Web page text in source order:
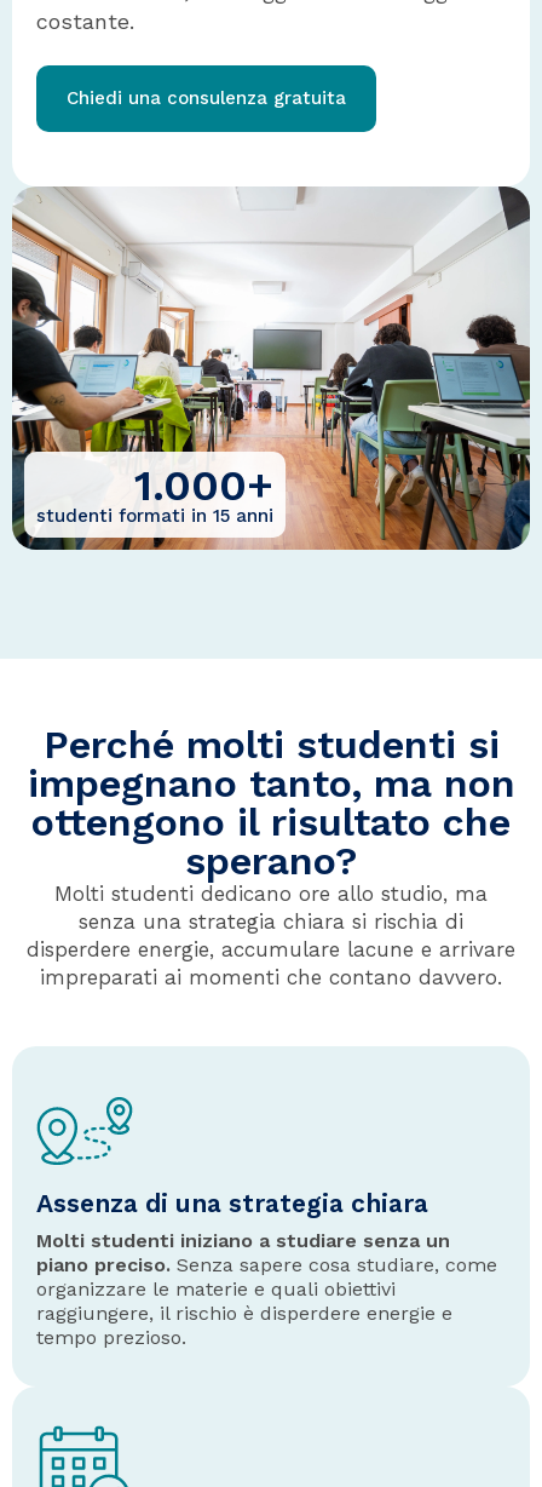
costante.
Chiedi una consulenza gratuita
studenti formati in 15 anni
1.000+
Perché molti studenti si
impegnano tanto, ma non
ottengono il risultato che
sperano?
Molti studenti dedicano ore allo studio, ma
senza una strategia chiara si rischia di
disperdere energie, accumulare lacune e arrivare
impreparati ai momenti che contano davvero.
Assenza di una strategia chiara
Molti studenti iniziano a studiare senza un
piano preciso. Senza sapere cosa studiare, come
organizzare le materie e quali obiettivi
raggiungere, il rischio è disperdere energie e
tempo prezioso.